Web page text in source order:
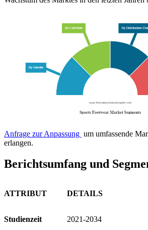
Anfrage zur Anpassung um umfassende
erlangen.
Berichtsumfang und
ATTRIBUT DETAILS
Studienzeit 2021-2034